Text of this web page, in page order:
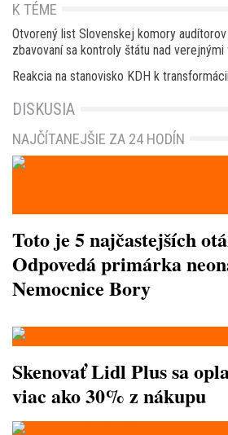
K TÉME
Otvorený list Slovenskej komory
zbavovaní sa kontroly štátu nad verejnými
Reakcia na stanovisko KDH k
DISKUSIA
NAJČÍTANEJŠIE ZA 24 HODÍN
Toto je 5 najčastejších
Odpovedá primárka
Nemocnice Bory
Skenovať Lidl Plus sa
viac ako 30% z nákupu